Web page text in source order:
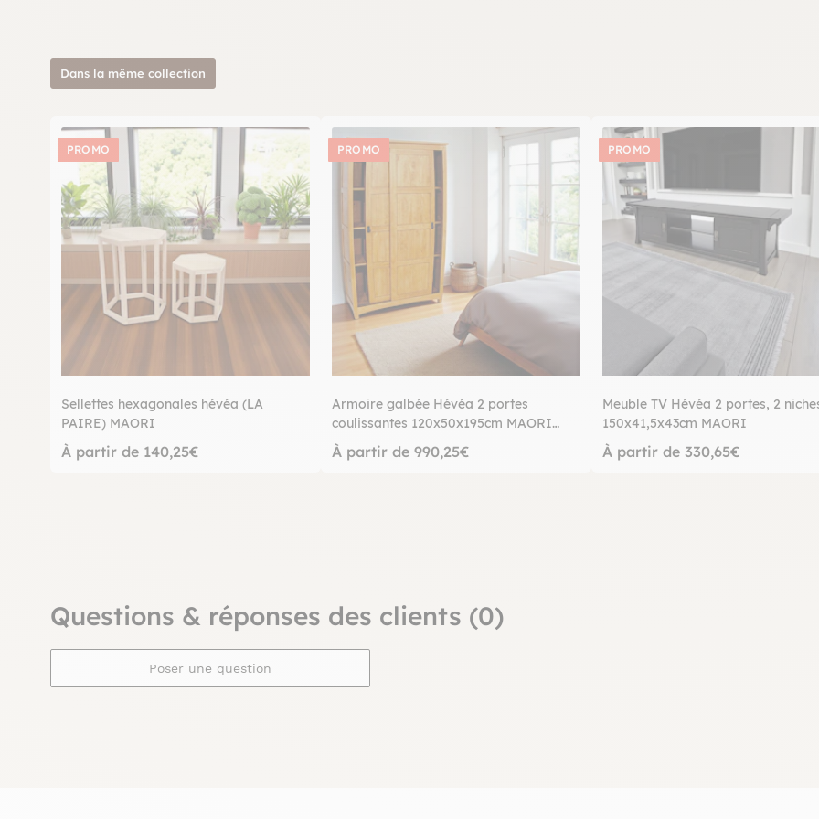
Dans la même collection
PROMO
Sellettes hexagonales hévéa (LA
PAIRE) MAORI
À partir de 140,25€
PROMO
Armoire galbée Hévéa 2 portes
coulissantes 120x50x195cm MAORI
TRADITION
À partir de 990,25€
PROMO
Meuble TV Hévéa 2 portes, 2
150x41,5x43cm MAORI
À partir de 330,65€
Questions & réponses des clients (0)
Poser une question